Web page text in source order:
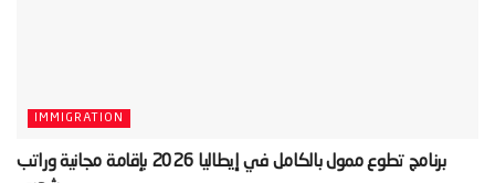
IMMIGRATION
‫برنامج تطوع ممول بالكامل في إيطاليا 2026 بإقامة مجانية وراتب